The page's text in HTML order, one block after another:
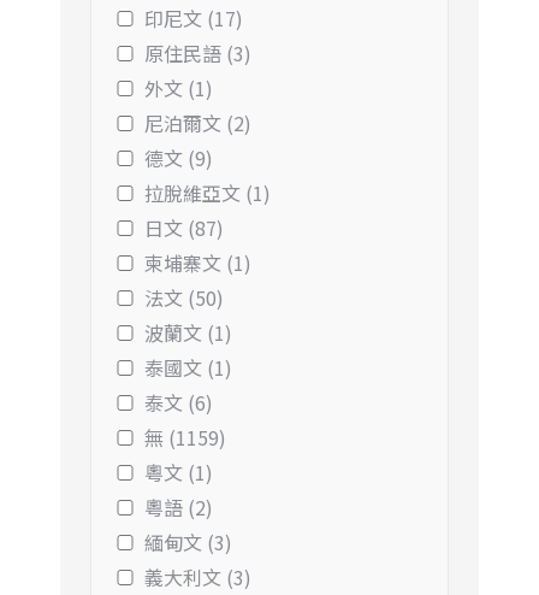
印尼文 (17)
原住民語 (3)
外文 (1)
尼泊爾文 (2)
德文 (9)
拉脫維亞文 (1)
日文 (87)
柬埔寨文 (1)
法文 (50)
波蘭文 (1)
泰國文 (1)
泰文 (6)
無 (1159)
粵文 (1)
粵語 (2)
緬甸文 (3)
義大利文 (3)